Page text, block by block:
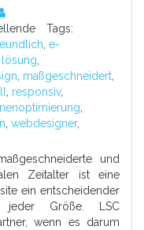
Tags:
e-
maßgeschneidert
responsiv,
webdesigner,
und
Zeitalter ist eine
ein entscheidender
jeder Größe. LSC
wenn es darum